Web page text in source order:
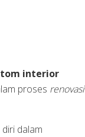
interior
proses renovasi
dalam